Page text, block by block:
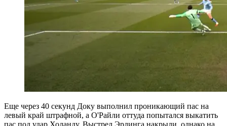
Еще через 40 секунд Доку выполнил проникающий пас на
левый край штрафной, а О'Райли оттуда попытался выкатить
пас под удар Холанду. Выстрел Эрлинга накрыли, однако на